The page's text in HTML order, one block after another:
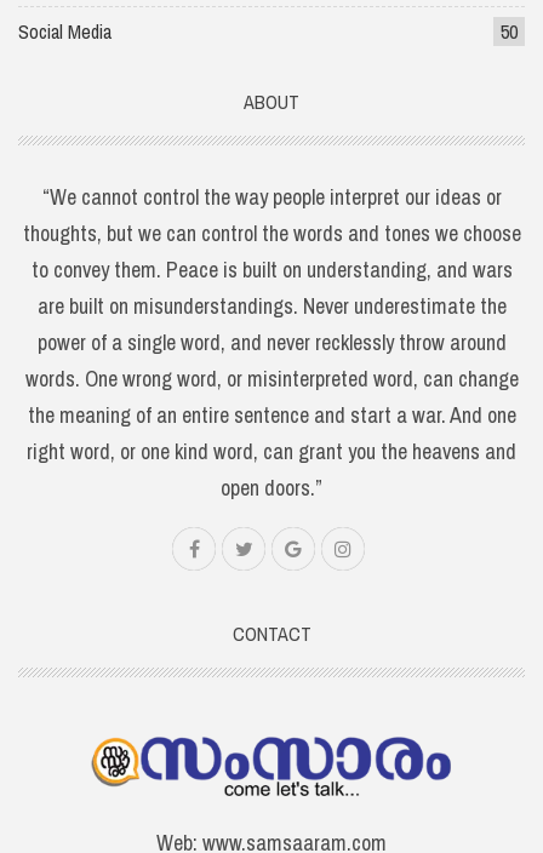
Social Media
50
ABOUT
“We cannot control the way people interpret our ideas or
thoughts, but we can control the words and tones we choose
to convey them. Peace is built on understanding, and wars
are built on misunderstandings. Never underestimate the
power of a single word, and never recklessly throw around
words. One wrong word, or misinterpreted word, can change
the meaning of an entire sentence and start a war. And one
right word, or one kind word, can grant you the heavens and
open doors.”
CONTACT
Web: www.samsaaram.com